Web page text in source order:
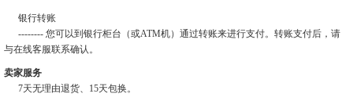
银行转账
-------- 您可以到银行柜台（或ATM机）通过转账来进行支付。转账支付后，请
与在线客服联系确认。
卖家服务
7天无理由退货、15天包换。